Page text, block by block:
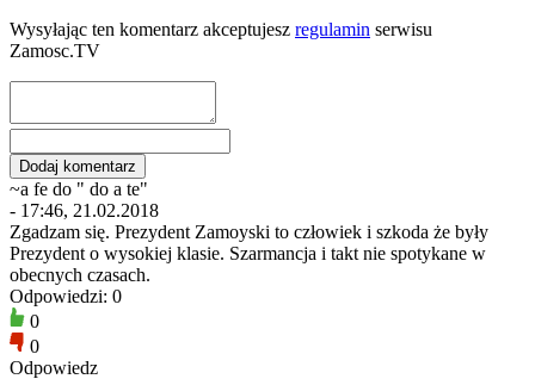
Wysyłając ten komentarz akceptujesz regulamin serwisu
Zamosc.TV
~a fe do " do a te"
- 17:46, 21.02.2018
Zgadzam się. Prezydent Zamoyski to człowiek i szkoda że były
Prezydent o wysokiej klasie. Szarmancja i takt nie spotykane w
obecnych czasach.
Odpowiedzi: 0
0
0
Odpowiedz